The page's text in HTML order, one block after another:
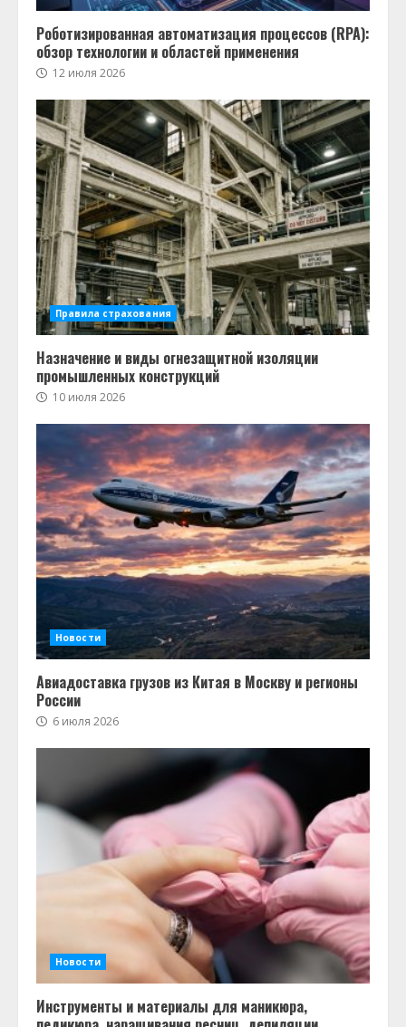
Роботизированная автоматизация процессов (RPA):
обзор технологии и областей применения
12 июля 2026
Правила страхования
Назначение и виды огнезащитной изоляции
промышленных конструкций
10 июля 2026
Новости
Авиадоставка грузов из Китая в Москву и регионы
России
6 июля 2026
Новости
Инструменты и материалы для маникюра,